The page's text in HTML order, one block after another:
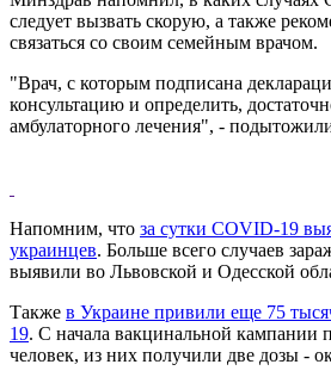
следует вызвать скорую, а также
связаться со своим семейным врачом.
"Врач, с которым подписана
консультацию и определить,
амбулаторного лечения", -
Напомним, что за сутки COVID-19
украинцев. Больше всего случаев
выявили во Львовской и Одесской
Также в Украине привили еще 75
19. С начала вакцинальной кампании
человек, из них получили две дозы -